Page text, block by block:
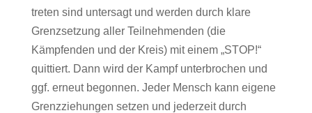
treten sind untersagt und werden durch klare
Grenzsetzung aller Teilnehmenden (die
Kämpfenden und der Kreis) mit einem „STOP!“
quittiert. Dann wird der Kampf unterbrochen und
ggf. erneut begonnen. Jeder Mensch kann eigene
Grenzziehungen setzen und jederzeit durch